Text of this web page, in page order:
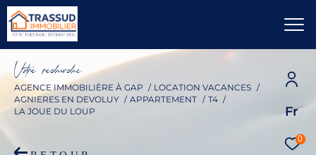
Fr
0
Vore recece
AGENCE IMMOBILIÈRE À GAP
LOCATION VACANCES
AGNIERES EN DEVOLUY
APPARTEMENT
T4
LA JOUE DU LOUP